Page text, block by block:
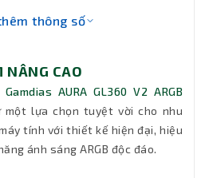
CPU
x 27 mm
thông số
NÂNG CAO
AURA GL360 V2 ARGB
một lựa chọn tuyệt vời cho nhu
tính với thiết kế hiện đại, hiệu
ánh sáng ARGB độc đáo.